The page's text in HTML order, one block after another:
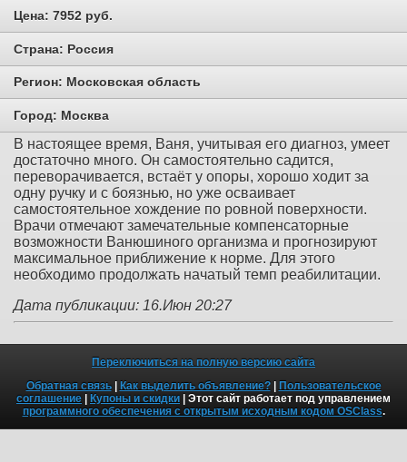
Цена: 7952 руб.
Страна: Россия
Регион: Московская область
Город: Москва
В настоящее время, Ваня, учитывая его диагноз, умеет
достаточно много. Он самостоятельно садится,
переворачивается, встаёт у опоры, хорошо ходит за
одну ручку и с боязнью, но уже осваивает
самостоятельное хождение по ровной поверхности.
Врачи отмечают замечательные компенсаторные
возможности Ванюшиного организма и прогнозируют
максимальное приближение к норме. Для этого
необходимо продолжать начатый темп реабилитации.
Дата публикации: 16.Июн 20:27
Переключиться на полную версию сайта
Обратная связь| Как выделить объявление?| Пользовательское
соглашение | Купоны и скидки | Этот сайт работает под управлением
программного обеспечения с открытым исходным кодом OSClass.